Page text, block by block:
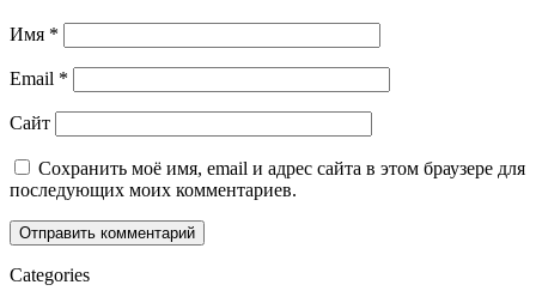
Имя *
Email *
Сайт
Сохранить моё имя, email и адрес сайта в этом браузере для
последующих моих комментариев.
Categories